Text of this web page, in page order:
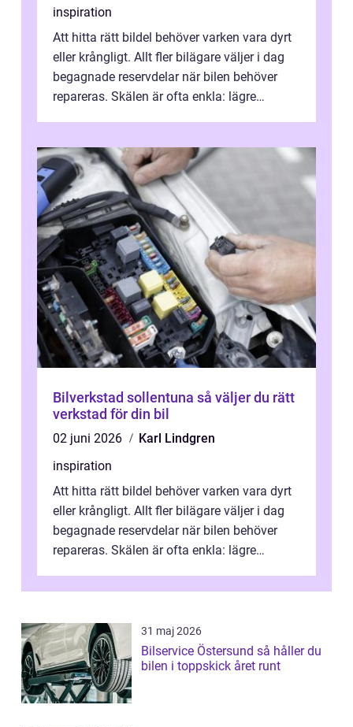
inspiration
Att hitta rätt bildel behöver varken vara dyrt
eller krångligt. Allt fler bilägare väljer i dag
begagnade reservdelar när bilen behöver
repareras. Skälen är ofta enkla: lägre
Bilverkstad sollentuna så väljer du rätt
verkstad för din bil
02 juni 2026
Karl Lindgren
inspiration
Att hitta rätt bildel behöver varken vara dyrt
eller krångligt. Allt fler bilägare väljer i dag
begagnade reservdelar när bilen behöver
repareras. Skälen är ofta enkla: lägre
31 maj 2026
Bilservice Östersund så håller du
bilen i toppskick året runt